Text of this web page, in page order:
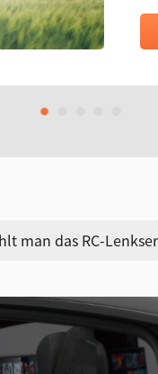
man das RC-